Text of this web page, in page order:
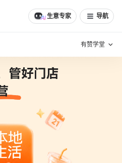
生意专家 导航
有赞学堂
增长方法
有赞专家说
新零售最佳实践
分享